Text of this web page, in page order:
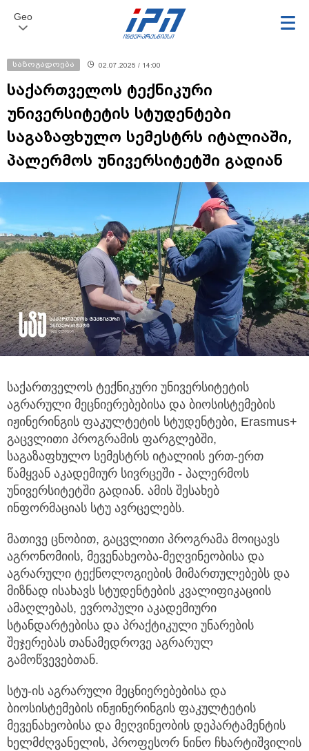
Geo
საზოგადოება 02.07.2025 / 14:00
საქართველოს ტექნიკური
უნივერსიტეტის სტუდენტები
საგაზაფხულო სემესტრს იტალიაში,
პალერმოს უნივერსიტეტში გადიან
საქართველოს ტექნიკური უნივერსიტეტის
აგრარული მეცნიერებებისა და ბიოსისტემების
იჟინერინგის ფაკულტეტის სტუდენტები, Erasmus+
გაცვლითი პროგრამის ფარგლებში,
საგაზაფხულო სემესტრს იტალიის ერთ-ერთ
წამყვან აკადემიურ სივრცეში - პალერმოს
უნივერსიტეტში გადიან. ამის შესახებ
ინფორმაციას სტუ ავრცელებს.
მათივე ცნობით, გაცვლითი პროგრამა მოიცავს
აგრონომიის, მევენახეობა-მეღვინეობისა და
აგრარული ტექნოლოგიების მიმართულებებს და
მიზნად ისახავს სტუდენტების კვალიფიკაციის
ამაღლებას, ევროპული აკადემიური
სტანდარტებისა და პრაქტიკული უნარების
შეჯერებას თანამედროვე აგრარულ
გამოწვევებთან.
სტუ-ის აგრარული მეცნიერებებისა და
ბიოსისტემების ინჟინერინგის ფაკულტეტის
მევენახეობისა და მეღვინეობის დეპარტამენტის
ხელმძღვანელის, პროფესორ ნინო ჩხარტიშვილის